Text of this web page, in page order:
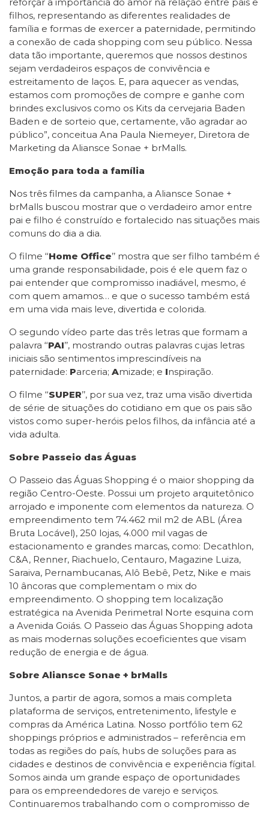
filhos, representando as diferentes realidades de
família e formas de exercer a paternidade, permitindo
a conexão de cada shopping com seu público. Nessa
data tão importante, queremos que nossos destinos
sejam verdadeiros espaços de convivência e
estreitamento de laços. E, para aquecer as vendas,
estamos com promoções de compre e ganhe com
brindes exclusivos como os Kits da cervejaria Baden
Baden e de sorteio que, certamente, vão agradar ao
público”, conceitua Ana Paula Niemeyer, Diretora de
Marketing da Aliansce Sonae + brMalls.
Emoção para toda a família
Nos três filmes da campanha, a Aliansce Sonae +
brMalls buscou mostrar que o verdadeiro amor entre
pai e filho é construído e fortalecido nas situações mais
comuns do dia a dia.
O filme ‘‘Home Office’’ mostra que ser filho também é
uma grande responsabilidade, pois é ele quem faz o
pai entender que compromisso inadiável, mesmo, é
com quem amamos… e que o sucesso também está
em uma vida mais leve, divertida e colorida.
O segundo vídeo parte das três letras que formam a
palavra ‘‘PAI’’, mostrando outras palavras cujas letras
iniciais são sentimentos imprescindíveis na
paternidade: Parceria; Amizade; e Inspiração.
O filme ‘‘SUPER’’, por sua vez, traz uma visão divertida
de série de situações do cotidiano em que os pais são
vistos como super-heróis pelos filhos, da infância até a
vida adulta.
Sobre Passeio das Águas
O Passeio das Águas Shopping é o maior shopping da
região Centro-Oeste. Possui um projeto arquitetônico
arrojado e imponente com elementos da natureza. O
empreendimento tem 74.462 mil m2 de ABL (Área
Bruta Locável), 250 lojas, 4.000 mil vagas de
estacionamento e grandes marcas, como: Decathlon,
C&A, Renner, Riachuelo, Centauro, Magazine Luiza,
Saraiva, Pernambucanas, Alô Bebê, Petz, Nike e mais
10 âncoras que complementam o mix do
empreendimento. O shopping tem localização
estratégica na Avenida Perimetral Norte esquina com
a Avenida Goiás. O Passeio das Águas Shopping adota
as mais modernas soluções ecoeficientes que visam
redução de energia e de água.
Sobre Aliansce Sonae + brMalls
Juntos, a partir de agora, somos a mais completa
plataforma de serviços, entretenimento, lifestyle e
compras da América Latina. Nosso portfólio tem 62
shoppings próprios e administrados – referência em
todas as regiões do país, hubs de soluções para as
cidades e destinos de convivência e experiência fígital.
Somos ainda um grande espaço de oportunidades
para os empreendedores de varejo e serviços.
Continuaremos trabalhando com o compromisso de